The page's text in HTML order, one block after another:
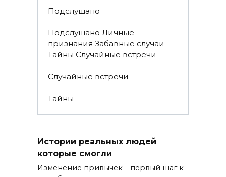
Подслушано
Подслушано Личные
признания Забавные случаи
Тайны Случайные встречи
Случайные встречи
Тайны
Истории реальных людей
которые смогли
Изменение привычек – первый шаг к